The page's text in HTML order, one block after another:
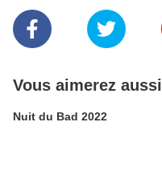
Vous aimerez aussi
Nuit du Bad 2022